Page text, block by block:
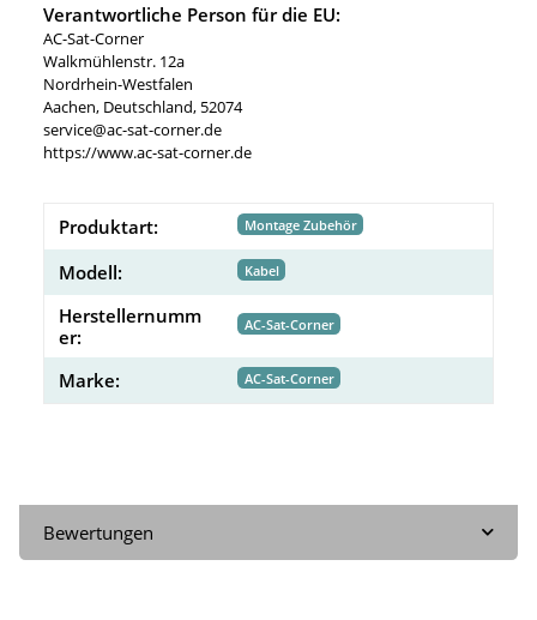
Verantwortliche Person für die EU:
AC-Sat-Corner
Walkmühlenstr. 12a
Nordrhein-Westfalen
Aachen, Deutschland, 52074
service@ac-sat-corner.de
https://www.ac-sat-corner.de
Produktart: Montage Zubehör
Modell: Kabel
Herstellernumm
er:
AC-Sat-Corner
Marke: AC-Sat-Corner
Bewertungen